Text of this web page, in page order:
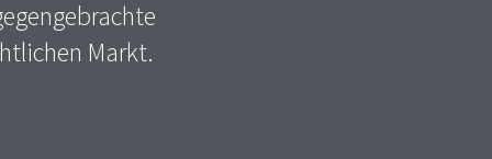
Markt.